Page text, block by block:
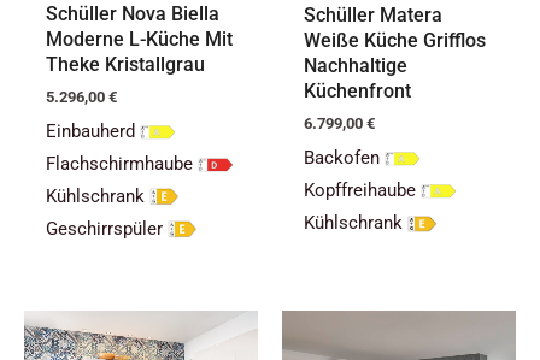
Schüller Nova Biella
Moderne L-Küche Mit
Theke Kristallgrau
5.296,00 €
Einbauherd
Flachschirmhaube
Kühlschrank
Geschirrspüler
Schüller Matera
Weiße Küche Grifflos
Nachhaltige
Küchenfront
6.799,00 €
Backofen
Kopffreihaube
Kühlschrank